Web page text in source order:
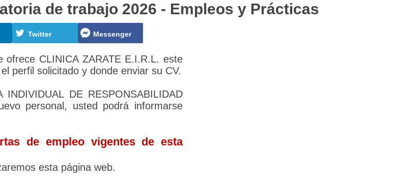
de trabajo 2026 - Empleos y Prácticas
Twitter Messenger
ofrece CLINICA ZARATE E.I.R.L. este
perfil solicitado y donde enviar su CV.
DE RESPONSABILIDAD
personal, usted podrá informarse
de empleo vigentes de esta
esta página web.